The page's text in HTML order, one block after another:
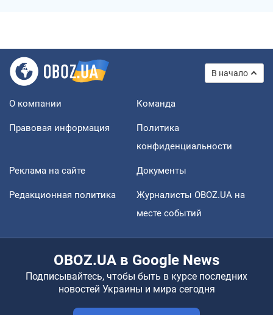
В начало
О компании Команда
Правовая информация
Политика
конфиденциальности
Реклама на сайте Документы
Редакционная политика
Журналисты OBOZ.UA на
месте событий
OBOZ.UA в Google News
Подписывайтесь, чтобы быть в курсе последних
новостей Украины и мира сегодня